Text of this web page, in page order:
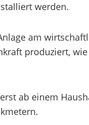
werden.
am
produziert, wie
ab einem